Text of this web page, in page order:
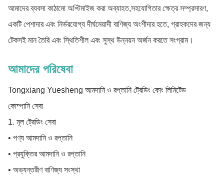
আমাদের ব্যবসা কাঠামো অপ্টিমাইজ করা অব্যাহত,সহযোগিতার ক্ষেত্র সম্প্রসারণ,
একটি পেশাদার এবং নির্ভরযোগ্য দীর্ঘমেয়াদী বাণিজ্য অংশীদার হতে, গ্রাহকদের জন্য
টেকসই মান তৈরি এবং স্থিতিশীল এবং সুস্থ উন্নয়ন অর্জন করতে সংগ্রাম।
আমাদের পরিষেবা
Tongxiang Yuesheng আমদানি ও রপ্তানি ট্রেডিং কোং লিমিটেড
কোম্পানি সেবা
1. মূল ট্রেডিং সেবা
• পণ্য আমদানি ও রপ্তানি
• প্রযুক্তির আমদানি ও রপ্তানি
• অভ্যন্তরীণ বাণিজ্য সংস্থা